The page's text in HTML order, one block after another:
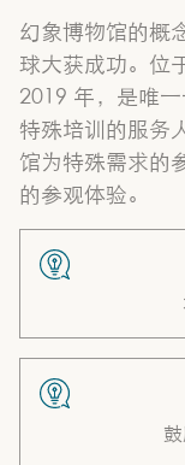
幻象博物馆的概
球大获成功。位
2019 年，是唯
特殊培训的服务
馆为特殊需求的
的参观体验。